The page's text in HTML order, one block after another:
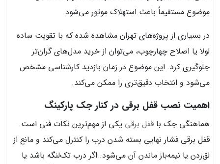
موضوع مستقیماً باعث استهلاک موتور می‌شود.
در بسیاری از پروژه‌های تهران مشاهده شده که با تقویت ساده
لولا یا اصلاح چهارچوب، می‌توان از خرید مدل‌های گران‌تر
جلوگیری کرد. این موضوع در زمان بازدید کارشناسی مشخص
می‌شود و انتخاب دقیق‌تری را ممکن می‌کند.
اهمیت نصب قفل برقی در کنار جک پارکینگ
هماهنگی جک با قفل برقی یکی از مهم‌ترین نکات فنی است.
قفل برقی فشار نهایی بسته شدن درب را کنترل می‌کند و مانع از
لق‌زدن یا نیمه‌باز ماندن آن می‌شود. اگر درب تک‌لنگه باشد یا